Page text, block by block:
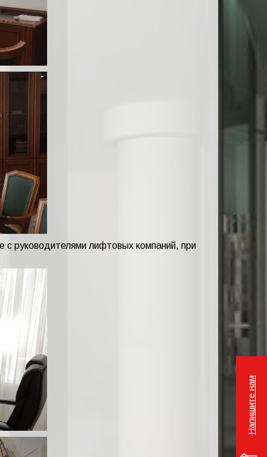
руководителями лифтовых компаний, при
Напишите нам